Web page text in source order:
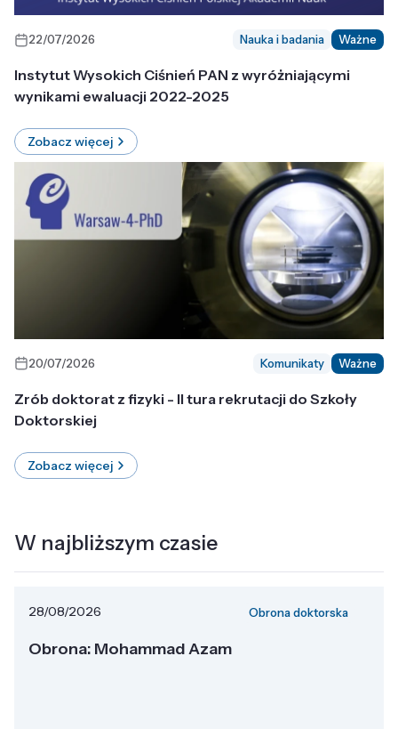
22/07/2026 Nauka i badania Ważne
Instytut Wysokich Ciśnień PAN z wyróżniającymi
wynikami ewaluacji 2022-2025
Zobacz więcej
20/07/2026 Komunikaty Ważne
Zrób doktorat z fizyki - II tura rekrutacji do Szkoły
Doktorskiej
Zobacz więcej
W najbliższym czasie
28/08/2026 Obrona doktorska
Obrona: Mohammad Azam